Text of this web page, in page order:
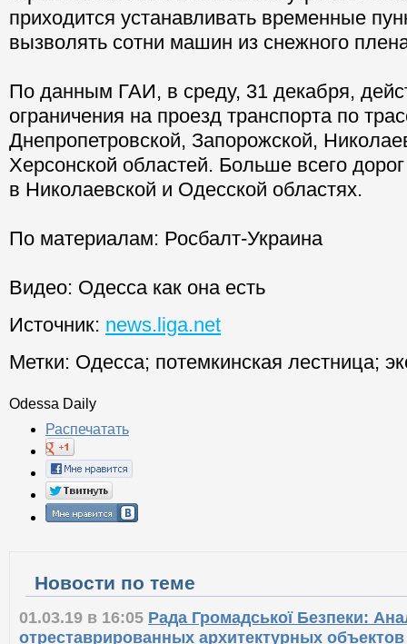
приходится устанавливать временные
вызволять сотни машин из снежного
По данным ГАИ, в среду, 31 декабря,
ограничения на проезд транспорта по
Днепропетровской, Запорожской,
Херсонской областей. Больше всего
в Николаевской и Одесской областях.
По материалам: Росбалт-Украина
Видео: Одесса как она есть
Источник: news.liga.net
Метки: Одесса; потемкинская лестница;
Odessa Daily
Распечатать
Новости по теме
01.03.19 в 16:05 Рада Громадської Безпеки:
отреставрированных архитектурных